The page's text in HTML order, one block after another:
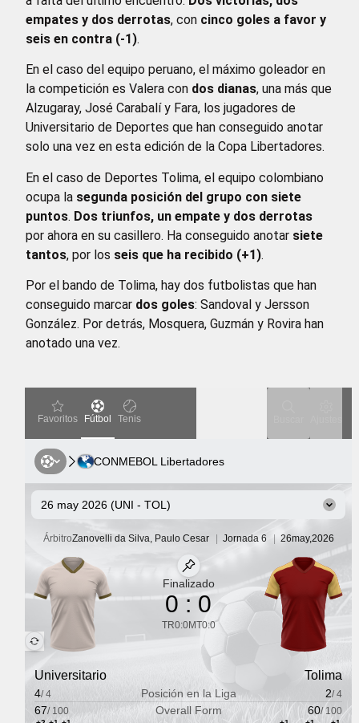
empates y dos derrotas, con cinco goles a favor y
seis en contra (-1).
En el caso del equipo peruano, el máximo goleador en
la competición es Valera con dos dianas, una más que
Alzugaray, José Carabalí y Fara, los jugadores de
Universitario de Deportes que han conseguido anotar
solo una vez en esta edición de la Copa Libertadores.
En el caso de Deportes Tolima, el equipo colombiano
ocupa la segunda posición del grupo con siete
puntos. Dos triunfos, un empate y dos derrotas
por ahora en su casillero. Ha conseguido anotar siete
tantos, por los seis que ha recibido (+1).
Por el bando de Tolima, hay dos futbolistas que han
conseguido marcar dos goles: Sandoval y Jersson
González. Por detrás, Mosquera, Guzmán y Rovira han
anotado una vez.